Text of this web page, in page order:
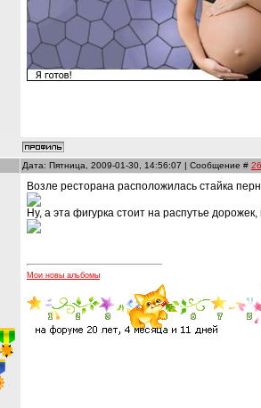
Дата: Пятница, 2009-01-30, 14:56:07 | Сообщение # 26
Возле ресторана расположилась стайка
Ну, а эта фигурка стоит на распутье
Мои новы альбомы